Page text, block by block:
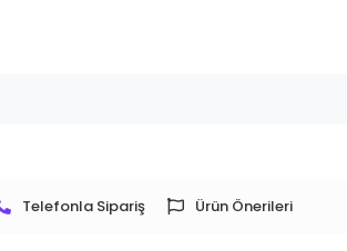
Telefonla Sipariş Ürün Önerileri